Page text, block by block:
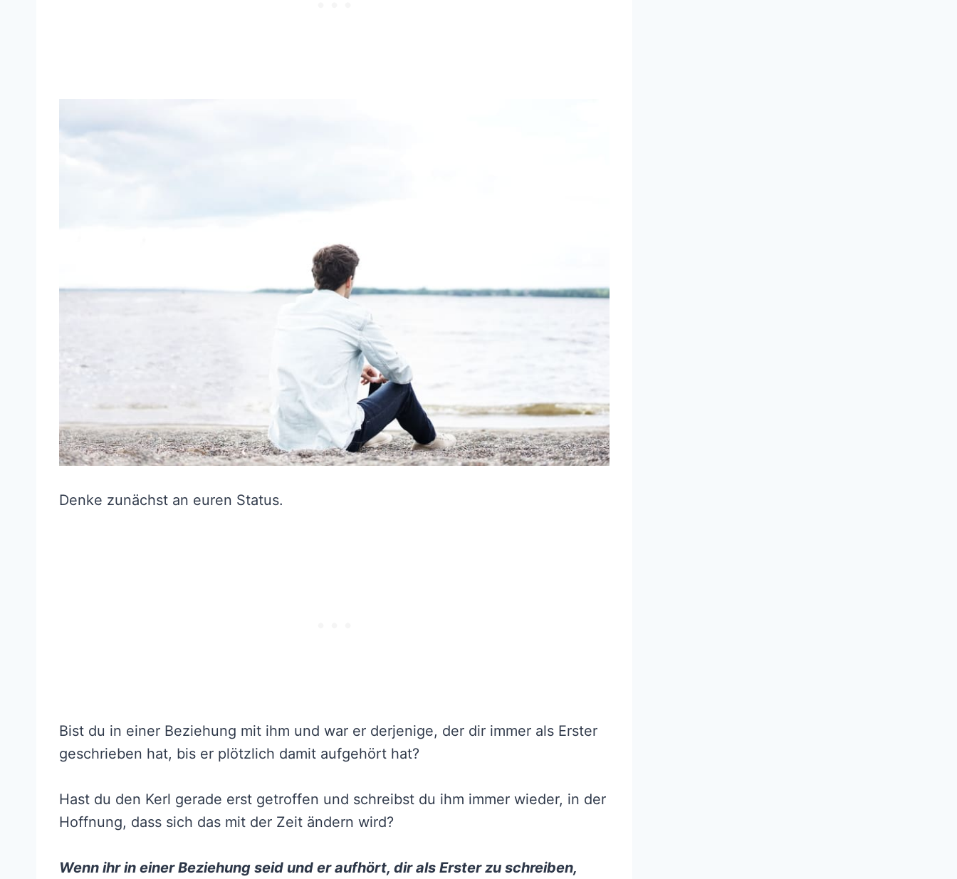
Denke zunächst an euren Status.
Bist du in einer Beziehung mit ihm und war er derjenige, der dir immer als Erster
geschrieben hat, bis er plötzlich damit aufgehört hat?
Hast du den Kerl gerade erst getroffen und schreibst du ihm immer wieder, in der
Hoffnung, dass sich das mit der Zeit ändern wird?
Wenn ihr in einer Beziehung seid und er aufhört, dir als Erster zu schreiben,